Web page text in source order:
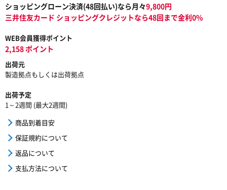
ショッピングローン決済(48回払い)なら月々9,800円
三井住友カード ショッピングクレジットなら48回まで金利0%
WEB会員獲得ポイント
2,158 ポイント
出荷元
製造拠点もしくは出荷拠点
出荷予定
1～2週間 (最大2週間)
商品到着目安
保証規約について
返品について
支払方法について